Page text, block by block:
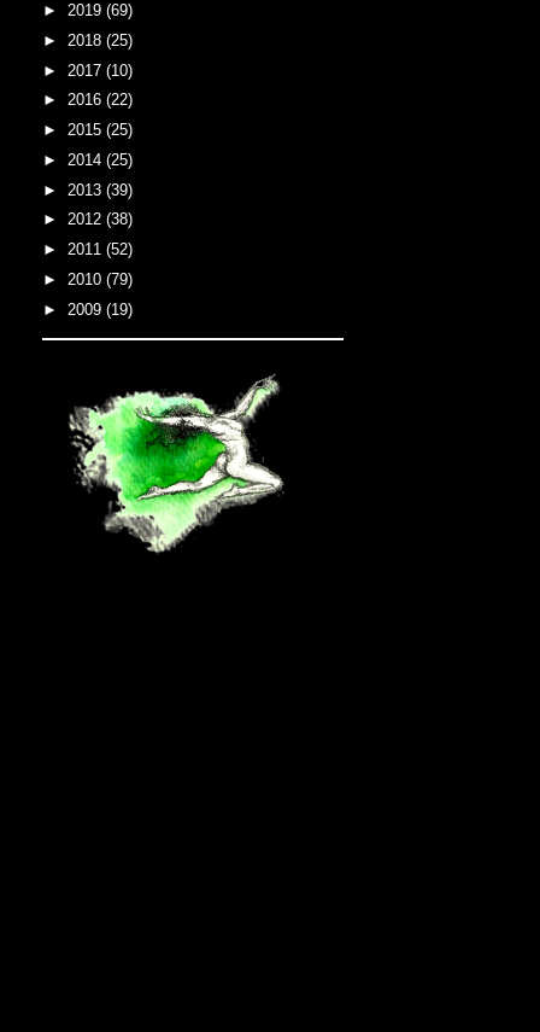
► 2019 (69)
► 2018 (25)
► 2017 (10)
► 2016 (22)
► 2015 (25)
► 2014 (25)
► 2013 (39)
► 2012 (38)
► 2011 (52)
► 2010 (79)
► 2009 (19)